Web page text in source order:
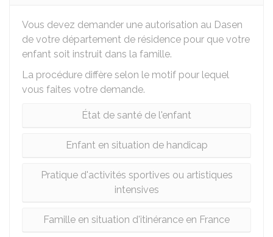
Vous devez demander une autorisation au Dasen
de votre département de résidence pour que votre
enfant soit instruit dans la famille.
La procédure diffère selon le motif pour lequel
vous faites votre demande.
État de santé de l'enfant
Enfant en situation de handicap
Pratique d'activités sportives ou artistiques
intensives
Famille en situation d'itinérance en France